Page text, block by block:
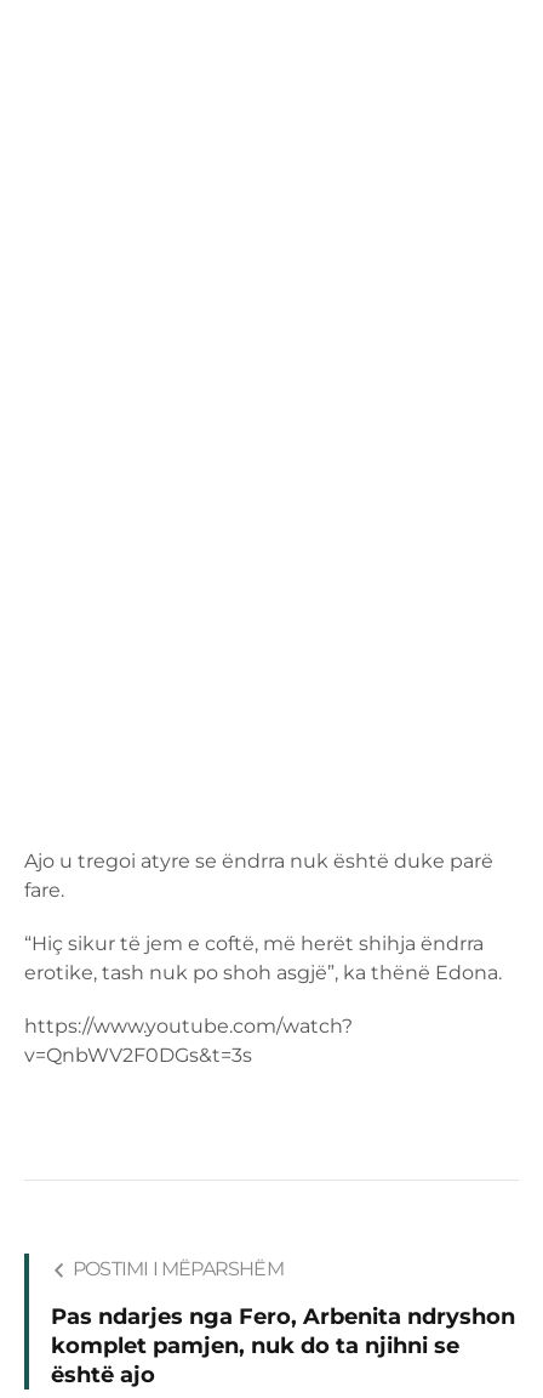
Ajo u tregoi atyre se ëndrra nuk është duke parë
fare.
“Hiç sikur të jem e coftë, më herët shihja ëndrra
erotike, tash nuk po shoh asgjë”, ka thënë Edona.
https://www.youtube.com/watch?
v=QnbWV2F0DGs&t=3s
POSTIMI I MËPARSHËM
Pas ndarjes nga Fero, Arbenita ndryshon
komplet pamjen, nuk do ta njihni se
është ajo